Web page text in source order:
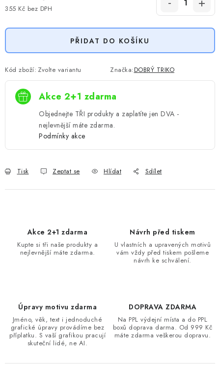
355 Kč bez DPH
PŘIDAT DO KOŠÍKU
Kód zboží: Zvolte variantu Značka:DOBRÝ TRIKO
Akce 2+1 zdarma
Objednejte TŘI produkty a zaplatíte jen DVA -
nejlevnější máte zdarma.
Podmínky akce
Tisk Zeptat se Hlídat Sdílet
Akce 2+1 zdarma
Kupte si tři naše produkty a
nejlevnější máte zdarma.
Návrh před tiskem
U vlastních a upravených motivů
vám vždy před tiskem pošleme
návrh ke schválení.
Úpravy motivu zdarma
Jméno, věk, text i jednoduché
grafické úpravy provádíme bez
příplatku. S vaší grafikou pracují
skuteční lidé, ne AI.
DOPRAVA ZDARMA
Na PPL výdejní místa a do PPL
boxů doprava darma. Od 999 Kč
máte zdarma veškerou dopravu.